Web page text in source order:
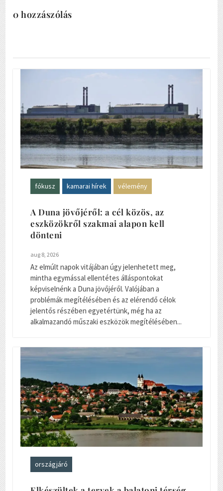
0 hozzászólás
fókusz kamarai hírek vélemény
A Duna jövőjéről: a cél közös, az
eszközökről szakmai alapon kell
dönteni
aug 8, 2026
Az elmúlt napok vitájában úgy jelenhetett meg,
mintha egymással ellentétes álláspontokat
képviselnénk a Duna jövőjéről. Valójában a
problémák megítélésében és az elérendő célok
jelentős részében egyetértünk, még ha az
alkalmazandó műszaki eszközök megítélésében...
országjáró